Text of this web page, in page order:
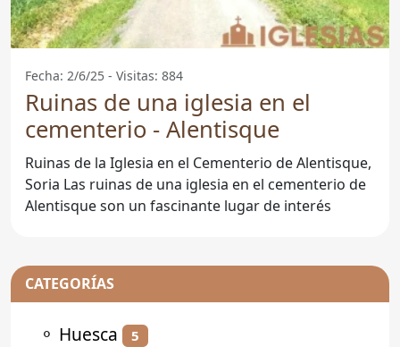
Fecha: 2/6/25 - Visitas: 884
Ruinas de una iglesia en el
cementerio - Alentisque
Ruinas de la Iglesia en el Cementerio de Alentisque,
Soria Las ruinas de una iglesia en el cementerio de
Alentisque son un fascinante lugar de interés
CATEGORÍAS
⚬ Huesca 5